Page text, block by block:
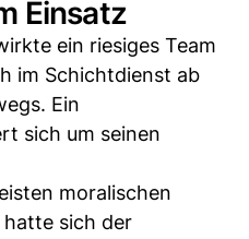
Einsatz
ein riesiges Team
im Schichtdienst ab
Ein
sich um seinen
moralischen
sich der